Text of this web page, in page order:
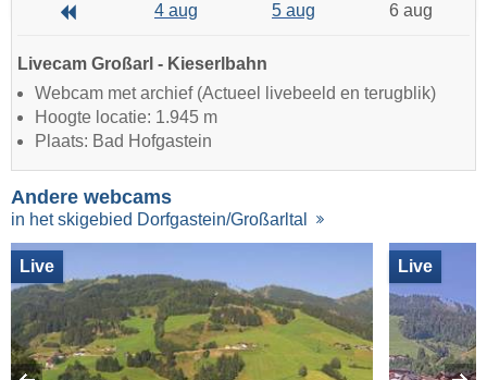
Archief
4 aug
5 aug
6 aug
Livecam Großarl - Kieserlbahn
Webcam met archief (Actueel livebeeld en terugblik)
Hoogte locatie: 1.945 m
Plaats: Bad Hofgastein
Andere webcams
in het skigebied Dorfgastein/Großarltal
Live Live